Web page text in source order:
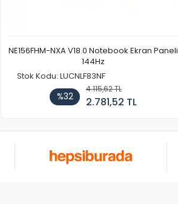
NE156FHM-NXA V18.0 Notebook Ekran Paneli
144Hz
Stok Kodu: LUCNLF83NF
%32
4.115,62 TL
2.781,52 TL